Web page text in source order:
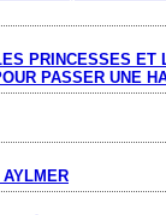
PRINCESSES ET
PASSER UNE
AYLMER